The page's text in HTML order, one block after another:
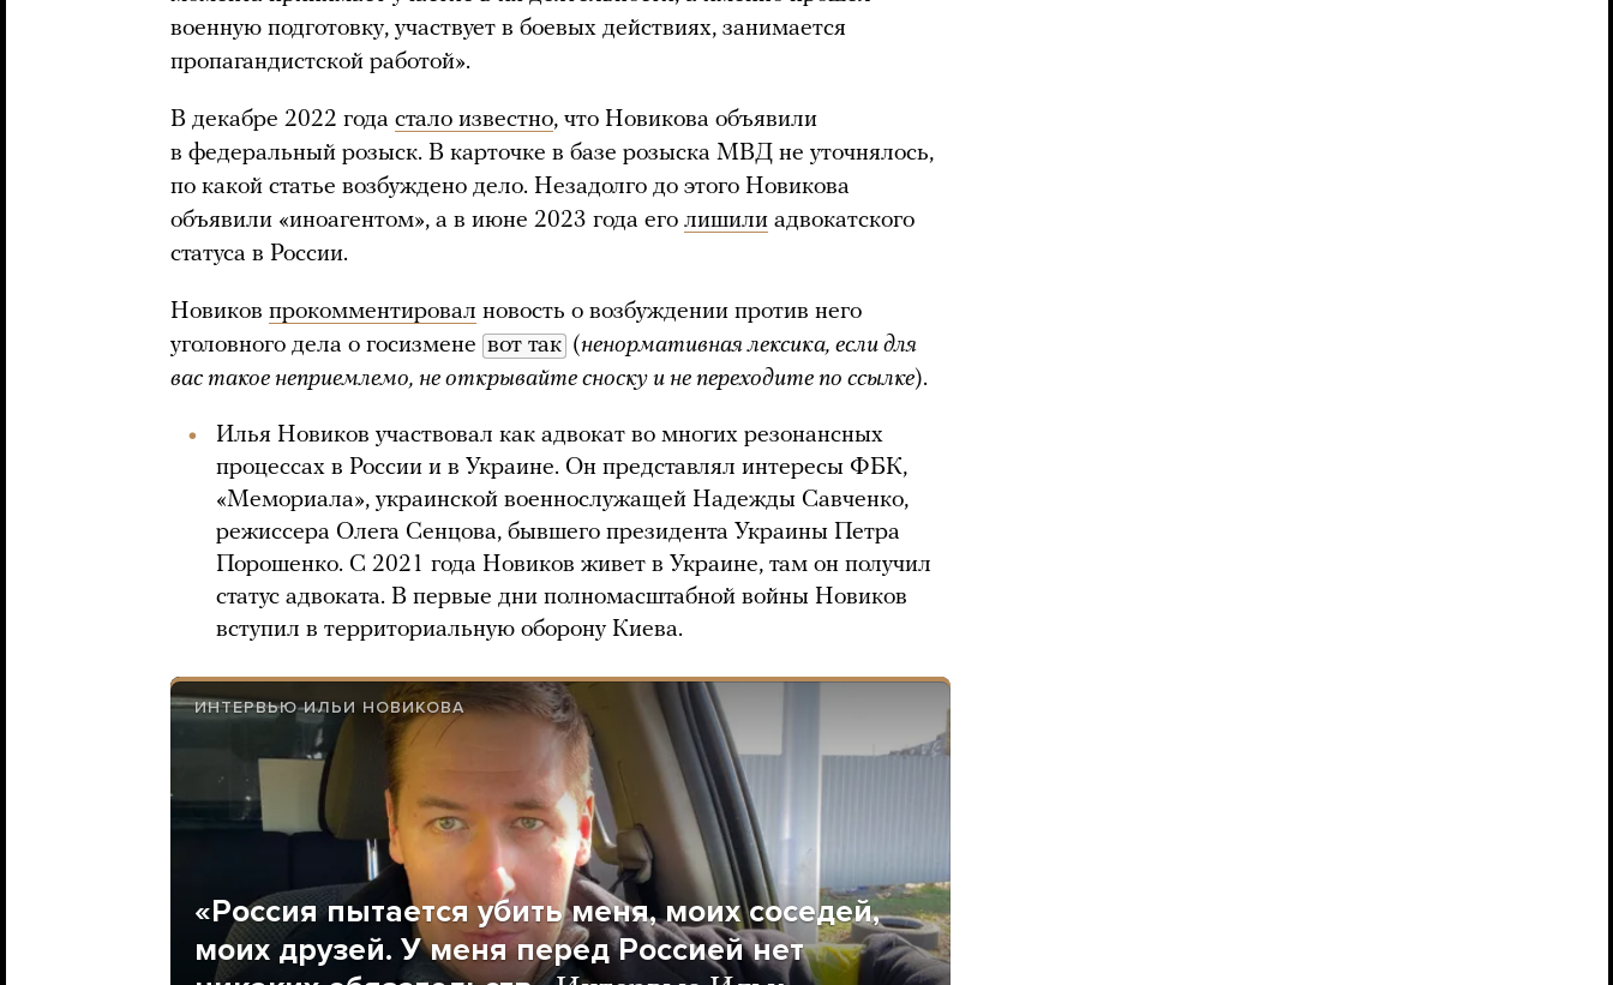
военную подготовку, участвует в боевых действиях, занимается
пропагандистской работой».
В декабре 2022 года стало известно, что Новикова объявили
в федеральный розыск. В карточке в базе розыска МВД не уточнялось,
по какой статье возбуждено дело. Незадолго до этого Новикова
объявили «иноагентом», а в июне 2023 года его лишили адвокатского
статуса в России.
Новиков прокомментировал новость о возбуждении против него
уголовного дела о госизмене вот так (ненормативная лексика, если для
вас такое неприемлемо, не открывайте сноску и не переходите по ссылке).
Илья Новиков участвовал как адвокат во многих резонансных
процессах в России и в Украине. Он представлял интересы ФБК,
«Мемориала», украинской военнослужащей Надежды Савченко,
режиссера Олега Сенцова, бывшего президента Украины Петра
Порошенко. С 2021 года Новиков живет в Украине, там он получил
статус адвоката. В первые дни полномасштабной войны Новиков
вступил в территориальную оборону Киева.
ИНТЕРВЬЮ ИЛЬИ НОВИКОВА
«Россия пытается убить меня, моих соседей,
моих друзей. У меня перед Россией нет